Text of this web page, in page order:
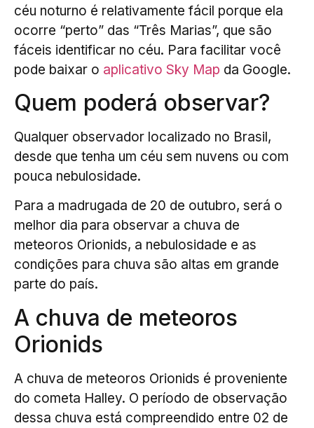
céu noturno é relativamente fácil porque ela
ocorre “perto” das “Três Marias”, que são
fáceis identificar no céu. Para facilitar você
pode baixar o aplicativo Sky Map da Google.
Quem poderá observar?
Qualquer observador localizado no Brasil,
desde que tenha um céu sem nuvens ou com
pouca nebulosidade.
Para a madrugada de 20 de outubro, será o
melhor dia para observar a chuva de
meteoros Orionids, a nebulosidade e as
condições para chuva são altas em grande
parte do país.
A chuva de meteoros
Orionids
A chuva de meteoros Orionids é proveniente
do cometa Halley. O período de observação
dessa chuva está compreendido entre 02 de